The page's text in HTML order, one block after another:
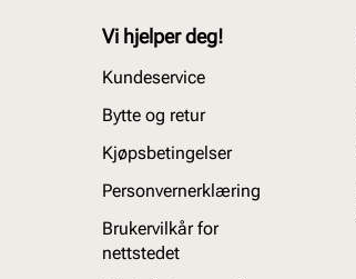
Vi hjelper deg!
Kundeservice
Bytte og retur
Kjøpsbetingelser
Personvernerklæring
Brukervilkår for
nettstedet